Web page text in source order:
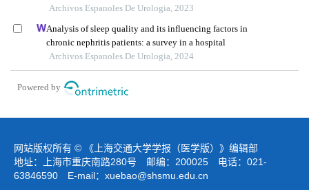
single-centre retrospective study
Archivos Espanoles De Urologia, 2023
Analysis of sleep quality and its influencing factors in
chronic nephritis patients: a survey in a hospital
Archivos Espanoles De Urologia, 2024
Powered by
网站版权所有 © 《上海交通大学学报（医学版）》编辑部
地址：上海市重庆南路280号 邮编：200025 电话：021-
63846590 E-mail： xuebao@shsmu.edu.cn